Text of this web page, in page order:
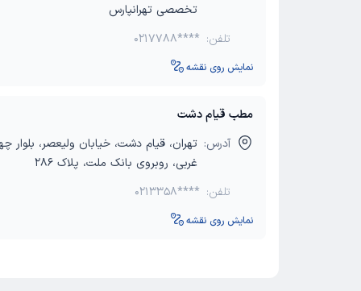
تخصصی تهرانپارس
تلفن: 0217788****
نمایش روی نقشه
مطب قیام دشت
آدرس: تهران، قیام دشت، خیابان ولیعصر، بلوار
غربی، روبروی بانک ملت، پلاک 286
تلفن: 0213358****
نمایش روی نقشه